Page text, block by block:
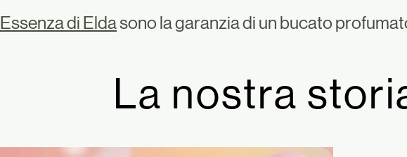
Essenza di Eldasono la garanzia di un bucato
La nostra